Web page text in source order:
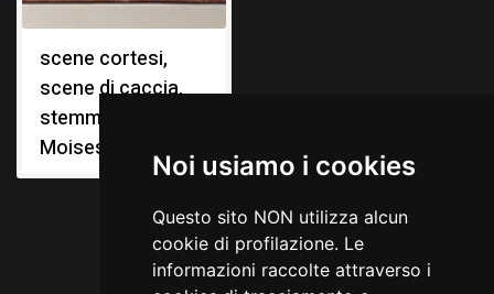
Noi usiamo i cookies
Questo sito NON utilizza alcun
cookie di profilazione. Le
informazioni raccolte attraverso i
scene cortesi,
scene di caccia,
stemma gentilizio:
Moises